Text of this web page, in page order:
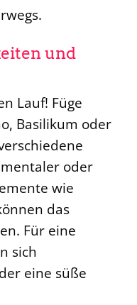
und
Lauf! Füge
Basilikum oder
oder
wie
das
Für eine
sich
eine süße